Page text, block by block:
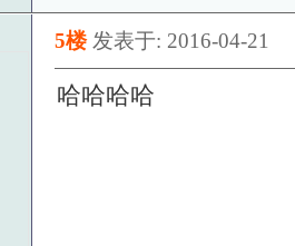
5楼 发表于: 2016-04-21
哈哈哈哈